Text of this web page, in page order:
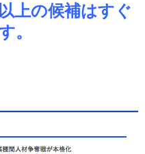
上の候補はすぐ
。